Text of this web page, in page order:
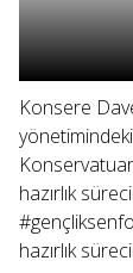
Konsere
hazırlık
hazırlık